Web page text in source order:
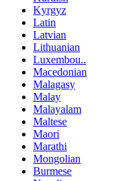
Kyrgyz
Latin
Latvian
Lithuanian
Luxembou..
Macedonian
Malagasy
Malay
Malayalam
Maltese
Maori
Marathi
Mongolian
Burmese